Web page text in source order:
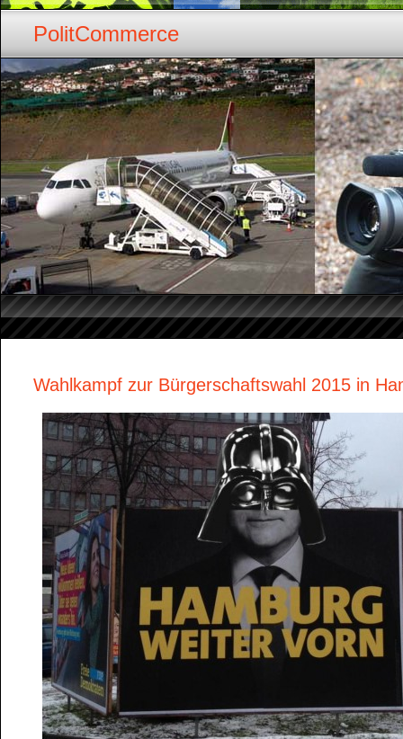
PolitCommerce
Wahlkampf zur Bürgerschaftswahl 2015 in